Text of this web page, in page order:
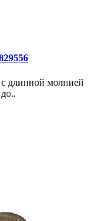
с длинной молнией